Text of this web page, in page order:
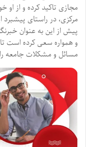
مجازی تاکید کرده و از
مرکزی، در راستای
پیش از این به عنوان
و همواره سعی کرده است
مسائل و مشکلات جامعه